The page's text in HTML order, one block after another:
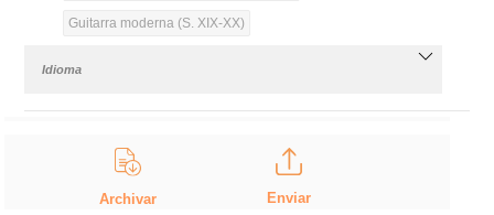
Guitarra moderna (S. XIX-XX)
Idioma
Archivar Enviar